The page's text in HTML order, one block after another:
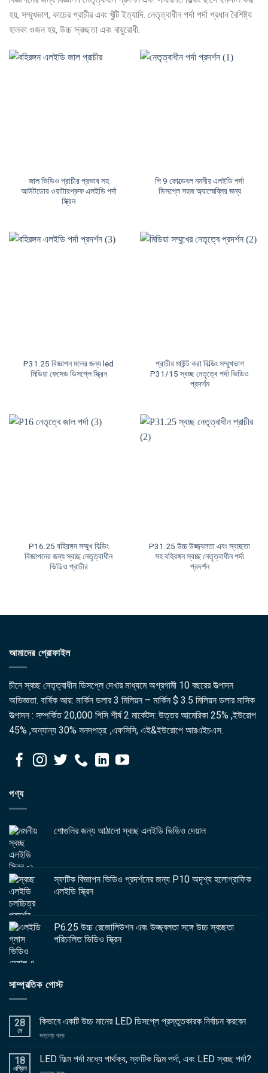
হয়, সম্মুখভাগ, কাচের প্রাচীর এবং খুঁটি ইত্যাদি. নেতৃত্বাধীন পর্দা পর্দা প্রধান বৈশিষ্ট্য
হালকা ওজন হয়, উচ্চ স্বচ্ছতা এবং বায়ুরোধী.
জাল ভিডিও প্রাচীর প্রভাব সহ
আউটডোর ওয়াটারপ্রুফ এলইডি পর্দা
স্ক্রিন
পি 9 ফোল্ডেবল নমনীয় এলইডি পর্দা
ডিসপ্লে সহজ অ্যাস্মেব্লির জন্য
P31.25 বিজ্ঞাপন মলের জন্য led
মিডিয়া ফেসেড ডিসপ্লে স্ক্রিন
প্রাচীর মাউন্ট করা বিল্ডিং সম্মুখভাগ
P31/15 স্বচ্ছ নেতৃত্বে পর্দা ভিডিও
প্রদর্শন
P16.25 বহিরঙ্গন সম্মুখ বিল্ডিং
বিজ্ঞাপনের জন্য স্বচ্ছ নেতৃত্বাধীন
ভিডিও প্রাচীর
P31.25 উচ্চ উজ্জ্বলতা এবং স্বচ্ছতা
সহ বহিরঙ্গন স্বচ্ছ নেতৃত্বাধীন পর্দা
প্রদর্শন
আমাদের প্রোফাইল
চীনে স্বচ্ছ নেতৃত্বাধীন ডিসপ্লে দেখার মাধ্যমে অগ্রগামী 10 বছরের উত্পাদন
অভিজ্ঞতা. বার্ষিক আয়: মার্কিন ডলার 3 মিলিয়ন – মার্কিন $ 3.5 মিলিয়ন ডলার মাসিক
উত্পাদন : সম্পর্কিত 20,000 পিসি শীর্ষ 2 মার্কেটস: উত্তর আমেরিকা 25% ,ইউরোপ
45% ,অন্যান্য 30% সনদপত্র: ,এফসিসি, এই&ইউরোপে আরএইচএস.
পণ্য
শোগুলির জন্য আঠালো স্বচ্ছ এলইডি ভিডিও দেয়াল
স্ফটিক বিজ্ঞাপন ভিডিও প্রদর্শনের জন্য P10 অদৃশ্য হলোগ্রাফিক
এলইডি স্ক্রিন
P6.25 উচ্চ রেজোলিউশন এবং উজ্জ্বলতা সঙ্গে উচ্চ স্বচ্ছতা
পরিচালিত ভিডিও স্ক্রিন
সাম্প্রতিক পোস্ট
28
মে
কিভাবে একটি উচ্চ মানের LED ডিসপ্লে প্রস্তুতকারক নির্বাচন করবেন
মন্তব্য বন্ধচালু
একটি
18
এপ্রিল
LED ফিল্ম পর্দা মধ্যে পার্থক্য, স্ফটিক ফিল্ম পর্দা, এবং LED স্বচ্ছ পর্দা?